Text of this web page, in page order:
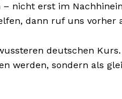
nicht erst im
dann ruf uns vorher
deutschen
werden, sondern als